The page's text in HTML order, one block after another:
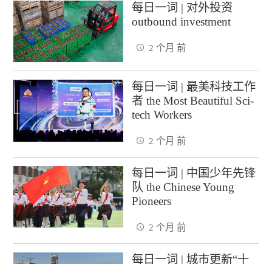
每日一词 | 对外投资
outbound investment
2 个月 前
每日一词 | 最美科技工作
者 the Most Beautiful Sci-
tech Workers
2 个月 前
每日一词 | 中国少年先锋
队 the Chinese Young
Pioneers
2 个月 前
每日一词 | 城市更新“十